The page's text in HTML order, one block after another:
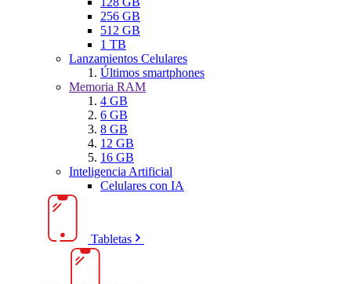
256 GB
512 GB
1 TB
Lanzamientos Celulares
Últimos smartphones
Memoria RAM
4 GB
6 GB
8 GB
12 GB
16 GB
Inteligencia Artificial
Celulares con IA
Tabletas